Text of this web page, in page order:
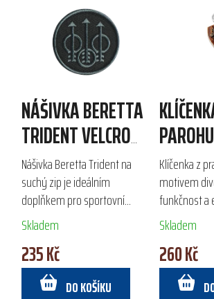
NÁŠIVKA BERETTA
TRIDENT VELCRO
PATCH
Nášivka Beretta Trident na
suchý zip je ideálním
doplňkem pro sportovní
střelce a outdoorové
nadšence. Průměr 7,5 cm a
kvalitní polyester zajišťují
odolnost a styl, který...
Skladem
235 Kč
DO KOŠÍKU
Klíčenka z
motivem
funkčnost a
pro lovce a
výroba z
odolnost a
ocení...
Skladem
260 Kč